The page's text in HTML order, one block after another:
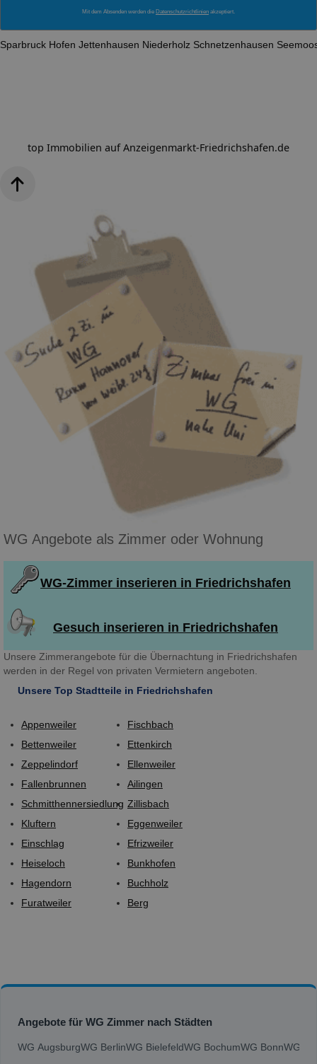
Mit dem Absenden werden die Datenschutzrichtlinien akzeptiert.
Sparbruck Hofen Jettenhausen Niederholz Schnetzenhausen
top Immobilien auf Anzeigenmarkt-Friedrichshafen.de
WG Angebote als Zimmer oder Wohnung
WG-Zimmer inserieren in Friedrichshafen
Gesuch inserieren in Friedrichshafen
Unsere Zimmerangebote für die Übernachtung in Friedrichshafen
werden in der Regel von privaten Vermietern angeboten.
Unsere Top Stadtteile in Friedrichshafen
Appenweiler
Bettenweiler
Zeppelindorf
Fallenbrunnen
Schmitthennersiedlung
Kluftern
Einschlag
Heiseloch
Hagendorn
Furatweiler
Fischbach
Ettenkirch
Ellenweiler
Ailingen
Zillisbach
Eggenweiler
Efrizweiler
Bunkhofen
Buchholz
Berg
Angebote für WG Zimmer nach Städten
WG AugsburgWG BerlinWG BielefeldWG BochumWG BonnWG